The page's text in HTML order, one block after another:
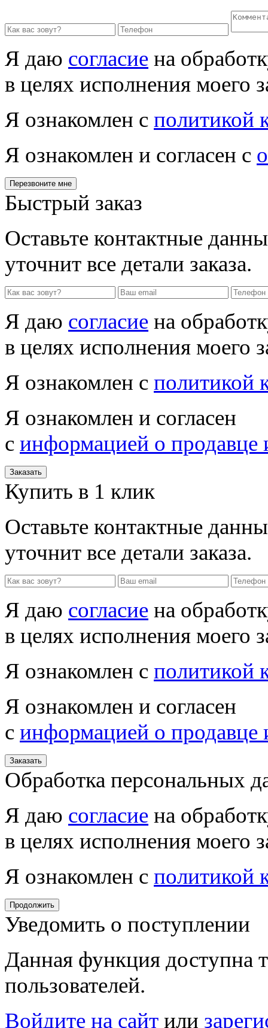
Я даю согласие на
в целях исполнения моего
Я ознакомлен с политикой
Я ознакомлен и согласен с
Перезвоните мне
Быстрый заказ
Оставьте контактные
уточнит все детали заказа.
Я даю согласие на
в целях исполнения моего
Я ознакомлен с политикой
Я ознакомлен и согласен
с информацией о продавце
Заказать
Купить в 1 клик
Оставьте контактные
уточнит все детали заказа.
Я даю согласие на
в целях исполнения моего
Я ознакомлен с политикой
Я ознакомлен и согласен
с информацией о продавце
Заказать
Обработка персональных
Я даю согласие на
в целях исполнения моего
Я ознакомлен с политикой
Продолжить
Уведомить о поступлении
Данная функция доступна
пользователей.
Войдите на сайт или